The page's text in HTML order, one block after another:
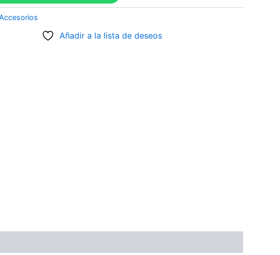
Añadir a la lista de deseos